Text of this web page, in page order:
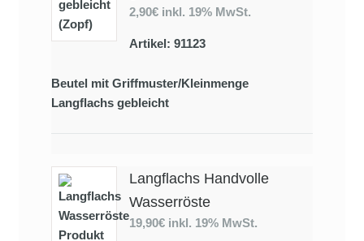
2,90€ inkl. 19% MwSt.
Artikel: 91123
Beutel mit Griffmuster/Kleinmenge
Langflachs gebleicht
Langflachs Handvolle
Wasserröste
19,90€ inkl. 19% MwSt.